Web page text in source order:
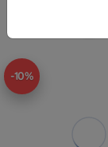
-10%